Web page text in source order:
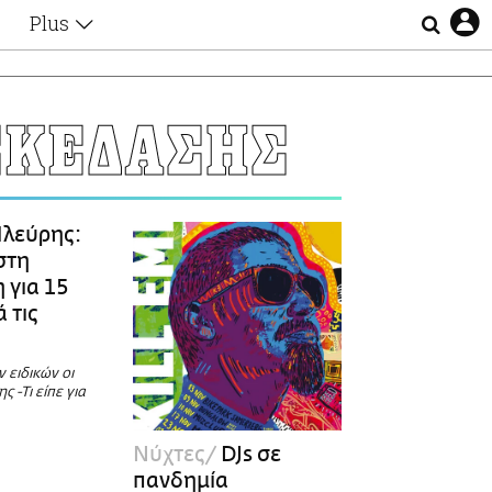
Plus
Αφιερώματα
Ζώδια
Οι Αθηναίοι
Lgbtqi+
Επιλογές
για 15
τις
ειδικών οι
-Τι είπε για
Nύχτες DJs σε
πανδημία